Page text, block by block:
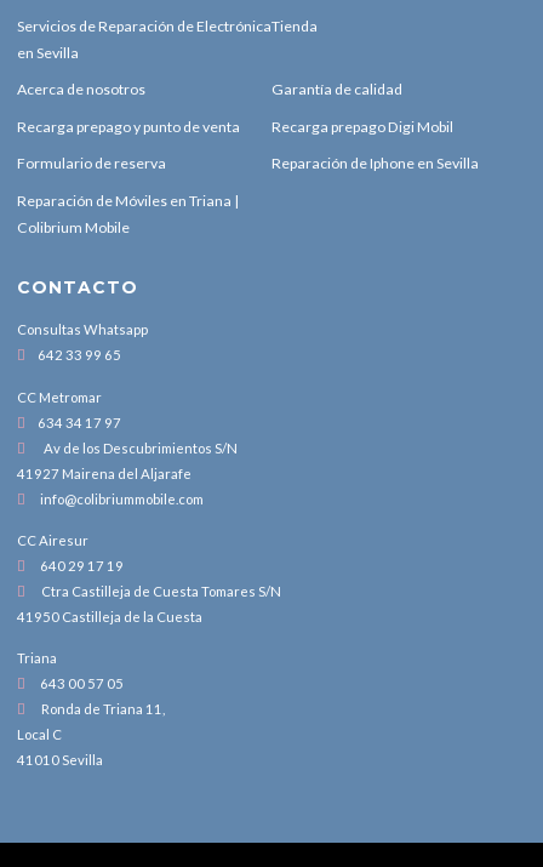
Servicios de Reparación de Electrónica
en Sevilla
Tienda
Acerca de nosotros Garantía de calidad
Recarga prepago y punto de venta Recarga prepago Digi Mobil
Formulario de reserva Reparación de Iphone en Sevilla
Reparación de Móviles en Triana |
Colibrium Mobile
CONTACTO
Consultas Whatsapp
642 33 99 65
CC Metromar
634 34 17 97
Av de los Descubrimientos S/N
41927 Mairena del Aljarafe
info@colibriummobile.com
CC Airesur
640 29 17 19
Ctra Castilleja de Cuesta Tomares S/N
41950 Castilleja de la Cuesta
Triana
643 00 57 05
Ronda de Triana 11,
Local C
41010 Sevilla